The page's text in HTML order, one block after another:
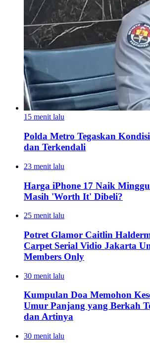
15 menit lalu
Polda Metro Tegaskan
dan Terkendali
23 menit lalu
Harga iPhone 17 Naik
Masih 'Worth It' Dibeli?
25 menit lalu
Potret Glamor Caitlin
Carpet Serial Vidio Jakarta
Members Only
30 menit lalu
Kumpulan Doa Memohon
Umur Panjang yang Berkah
dan Artinya
30 menit lalu